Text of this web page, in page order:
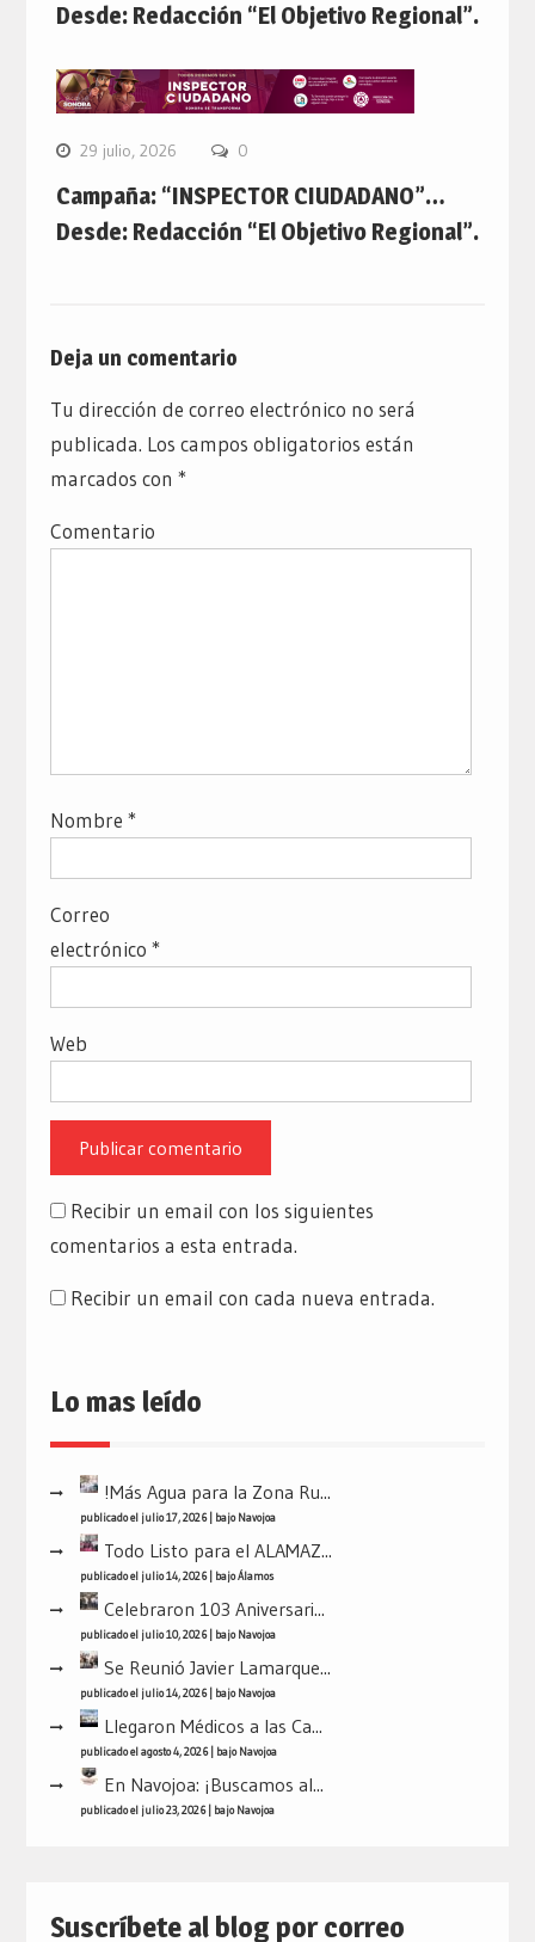
Desde: Redacción “El Objetivo Regional”.
29 julio, 2026 0
Campaña: “INSPECTOR CIUDADANO”…
Desde: Redacción “El Objetivo Regional”.
Deja un comentario
Tu dirección de correo electrónico no será
publicada. Los campos obligatorios están
marcados con *
Comentario
Nombre *
Correo
electrónico *
Web
Recibir un email con los siguientes
comentarios a esta entrada.
Recibir un email con cada nueva entrada.
Lo mas leído
!Más Agua para la Zona Ru...
publicado el julio 17, 2026| bajo Navojoa
Todo Listo para el ALAMAZ...
publicado el julio 14, 2026| bajoÁlamos
Celebraron 103 Aniversari...
publicado el julio 10, 2026| bajo Navojoa
Se Reunió Javier Lamarque...
publicado el julio 14, 2026| bajo Navojoa
Llegaron Médicos a las Ca...
publicado el agosto 4, 2026| bajo Navojoa
En Navojoa: ¡Buscamos al...
publicado el julio 23, 2026| bajo Navojoa
Suscríbete al blog por correo